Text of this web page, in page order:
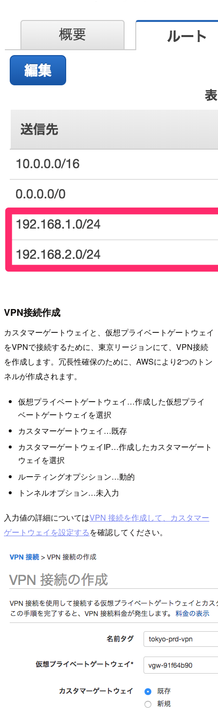
VPN接続作成
カスタマーゲートウェイと、仮想プライベートゲートウェイ
をVPNで接続するために、東京リージョンにて、VPN接続
を作成します。冗長性確保のために、AWSにより2つのトン
ネルが作成されます。
仮想プライベートゲートウェイ…作成した仮想プライ
ベートゲートウェイを選択
カスタマーゲートウェイ…既存
カスタマーゲートウェイIP…作成したカスタマーゲート
ウェイを選択
ルーティングオプシション…動的
トンネルオプション…未入力
入力値の詳細についてはVPN 接続を作成して、カスタマー
ゲートウェイを設定するを確認してください。